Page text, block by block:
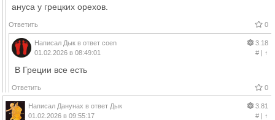
ануса у грецких орехов.
Ответить 0
Написал Дык в ответ coen
01.02.2026 в 08:49:01
3.18
#| ↑
В Греции все есть
Ответить 0
Написал Данунах в ответ Дык
01.02.2026 в 09:55:17
3.81
#| ↑